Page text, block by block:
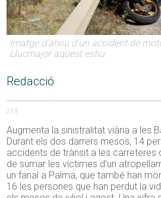
Imatge d'arxiu d'un accident de
Llucmajor aquest estiu.
Redacció
213
Augmenta la sinistralitat viària a les
Durant els dos darrers mesos, 14
accidents de trànsit a les carreteres
de sumar les víctimes d’un
un fanal a Palma, que també han
16 les persones que han perdut la